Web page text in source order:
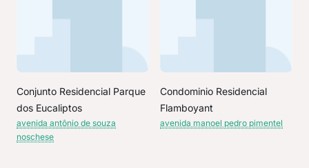
Conjunto Residencial Parque
dos Eucaliptos
avenida antônio de souza
noschese
Condominio Residencial
Flamboyant
avenida manoel pedro pimentel